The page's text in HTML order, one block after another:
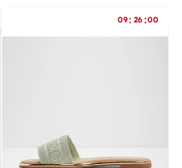
09: 26:00